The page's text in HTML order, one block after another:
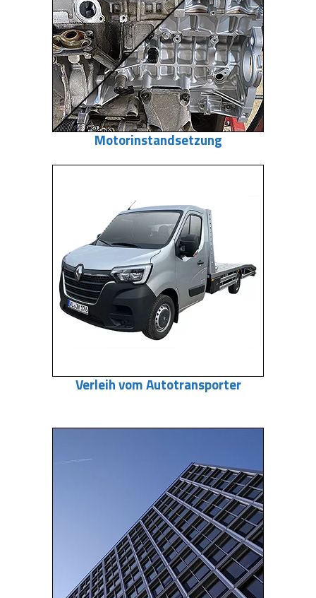
Motorinstandsetzung
Verleih vom Autotransporter